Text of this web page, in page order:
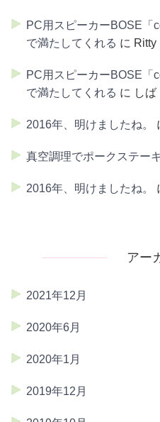
PC用スピーカーBOSE「
で満たしてくれる に Ritty
PC用スピーカーBOSE「
で満たしてくれる に しば
2016年、明けましたね。
真空調理でポークステー
2016年、明けましたね。
アー
2021年12月
2020年6月
2020年1月
2019年12月